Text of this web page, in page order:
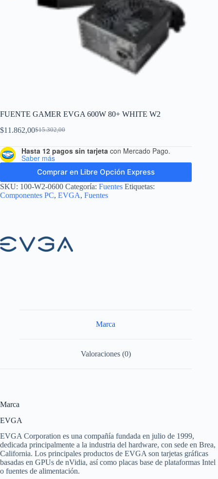
FUENTE GAMER EVGA 600W 80+ WHITE W2
$15.302,00
$11.862,00
Hasta 12 pagos sin tarjeta con Mercado Pago.
Saber más
Comprar en Libre Opción Express
SKU: 100-W2-0600 Categoría: Fuentes Etiquetas:
Componentes PC, EVGA, Fuentes
Marca
Valoraciones (0)
Marca
EVGA
EVGA Corporation es una compañía fundada en julio de 1999,
dedicada principalmente a la industria del hardware, con sede en Brea,
California. Los principales productos de EVGA son tarjetas gráficas
basadas en GPUs de nVidia, así como placas base de plataformas Intel
o fuentes de alimentación.